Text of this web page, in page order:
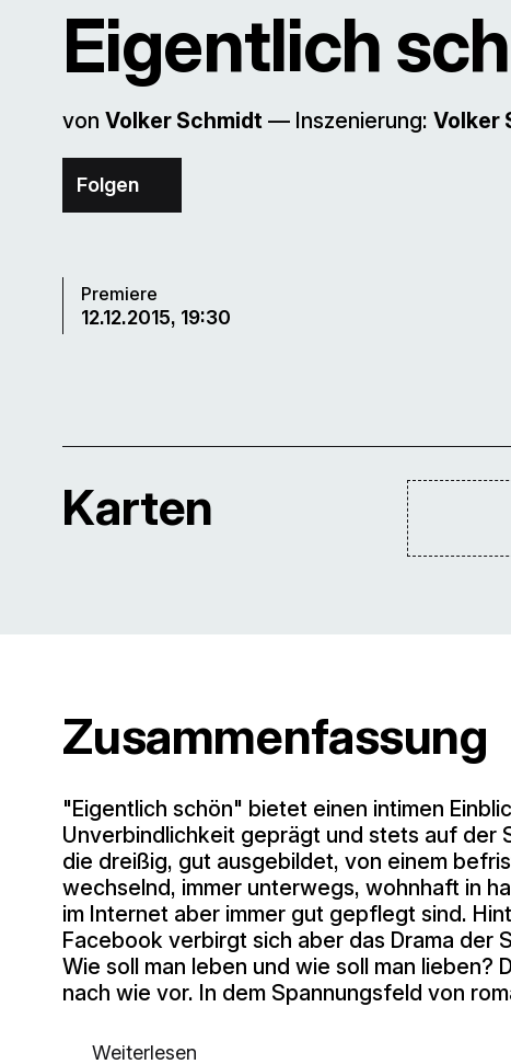
Eigentlich
vonVolker Schmidt –– Inszenierung:Volker
Folgen
Premiere
12.12.2015, 19:30
Karten
Zusammenfassung
"Eigentlich schön" bietet einen intimen
Unverbindlichkeit geprägt und stets auf der
die dreißig, gut ausgebildet, von einem
wechselnd, immer unterwegs, wohnhaft in
im Internet aber immer gut gepflegt sind.
Facebook verbirgt sich aber das Drama der
Wie soll man leben und wie soll man
nach wie vor. In dem Spannungsfeld von
Weiterlesen